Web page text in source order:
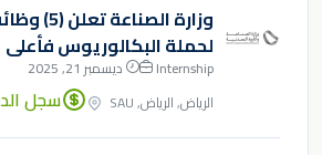
وزارة
لحملة البكالوريوس فأعلى
Internship
ديسمبر 21, 2025
الرياض, الرياض, SAU
سجل